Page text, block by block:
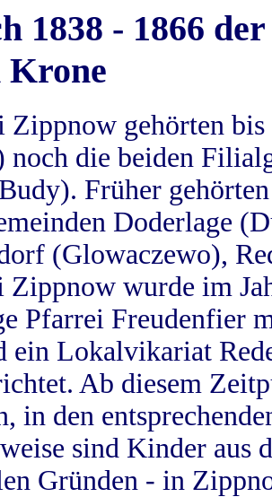
1838 - 1866
Krone
Zippnow gehörten
noch die beiden
Früher
Doderlage
(Glowaczewo),
Zippnow wurde im
Pfarrei Freudenfier
ein Lokalvikariat
Ab diesem
in den
sind Kinder aus
Gründen - in